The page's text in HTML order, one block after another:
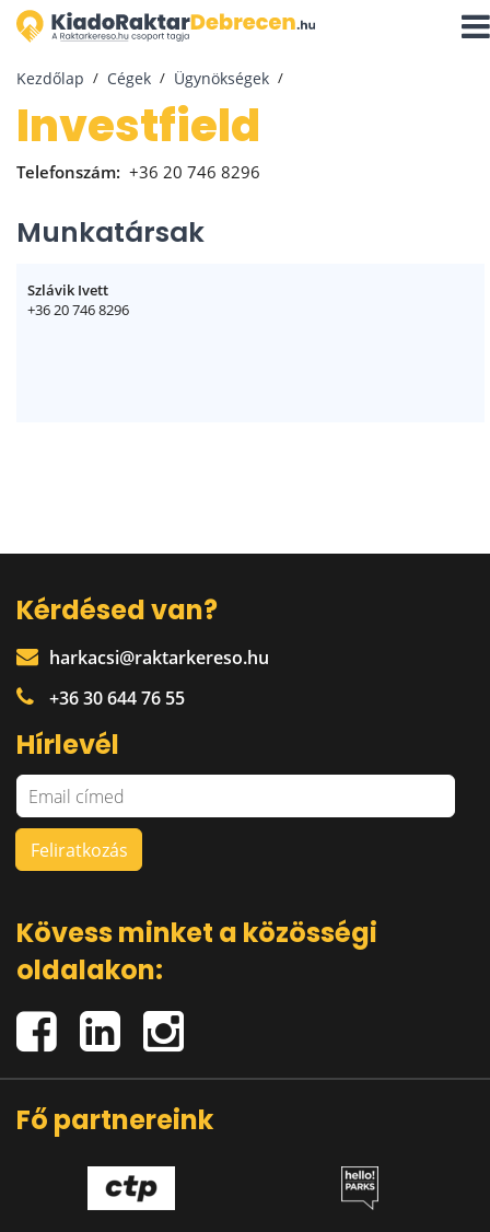
Kezdőlap Cégek Ügynökségek
Investfield
Telefonszám: +36 20 746 8296
Munkatársak
Szlávik Ivett
+36 20 746 8296
Kérdésed van?
harkacsi@raktarkereso.hu
+36 30 644 76 55
Hírlevél
Kövess minket a közösségi
oldalakon:
Fő partnereink